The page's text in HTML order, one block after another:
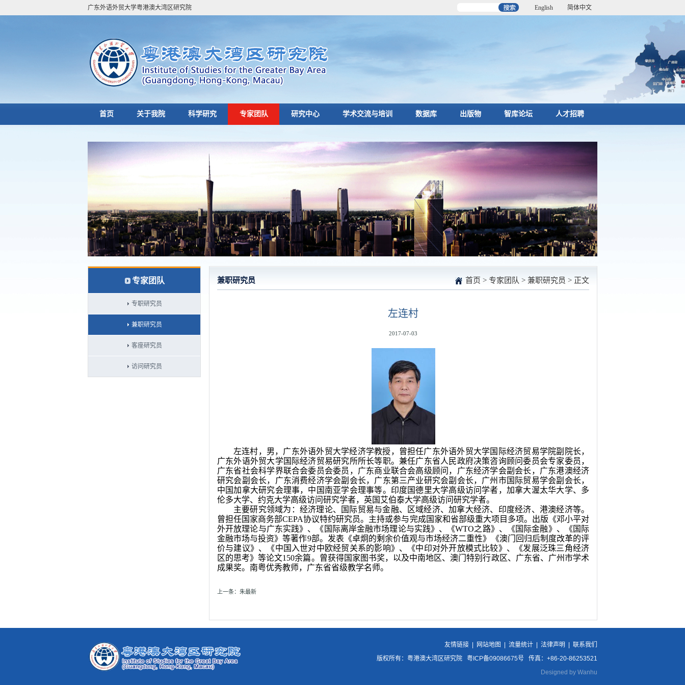
广东外语外贸大学粤港澳大湾区研究院 简体中文
English
首页 关于我院 科学研究 专家团队 研究中心 学术交流与培训 数据库 出版物 智库论坛 人才招聘
专家团队
专职研究员
兼职研究员
客座研究员
访问研究员
首页 > 专家团队 > 兼职研究员 > 正文
兼职研究员
左连村
2017-07-03
左连村，男，广东外语外贸大学经济学教授，曾担任广东外语外贸大学国际经济贸易学院副院长，
广东外语外贸大学国际经济贸易研究所所长等职。兼任广东省人民政府决策咨询顾问委员会专家委员，
广东省社会科学界联合会委员会委员，广东商业联合会高级顾问，广东经济学会副会长，广东港澳经济
研究会副会长，广东消费经济学会副会长，广东第三产业研究会副会长，广州市国际贸易学会副会长，
中国加拿大研究会理事，中国南亚学会理事等。印度国德里大学高级访问学者，加拿大渥太华大学、多
伦多大学、约克大学高级访问研究学者，英国艾伯泰大学高级访问研究学者。
主要研究领域为：经济理论、国际贸易与金融、区域经济、加拿大经济、印度经济、港澳经济等。
曾担任国家商务部CEPA协议特约研究员。主持或参与完成国家和省部级重大项目多项。出版《邓小平对
外开放理论与广东实践》、《国际离岸金融市场理论与实践》、《WTO之路》、《国际金融》、《国际
金融市场与投资》等著作9部。发表《卓炯的剩余价值观与市场经济二重性》《澳门回归后制度改革的评
价与建议》、《中国入世对中欧经贸关系的影响》、《中印对外开放模式比较》、《发展泛珠三角经济
区的思考》等论文150余篇。曾获得国家图书奖，以及中南地区、澳门特别行政区、广东省、广州市学术
成果奖。南粤优秀教师，广东省省级教学名师。
上一条： 朱最新
友情链接 网站地图 流量统计 法律声明
联系我们
版权所有：粤港澳大湾区研究院 粤ICP备09086675号 传真：+86-20-86253521
Designed by Wanhu